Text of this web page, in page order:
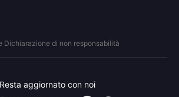
Dichiarazione di non responsabilità
Resta aggiornato con noi